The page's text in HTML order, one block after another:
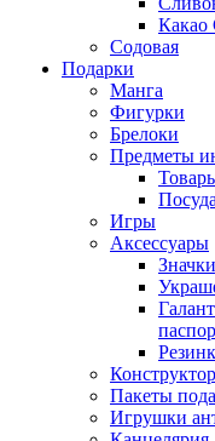
Какао
Содовая
Подарки
Манга
Фигурки
Брелоки
Предметы
Игры
Аксессуары
Пакеты
Игрушки